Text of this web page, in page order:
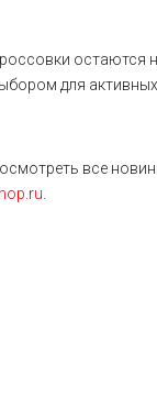
остаются
для активных
все